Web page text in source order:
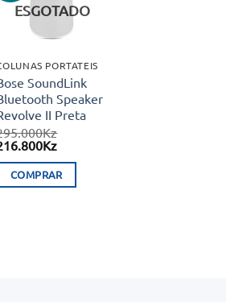
desejos
ESGOTADO
PORTATEIS
SoundLink
Speaker
II Preta
Kz
original
KzO
atual
é:
COMPRAR